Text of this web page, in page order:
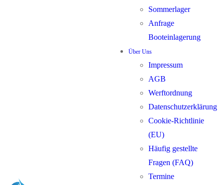
Sommerlager
Anfrage
Booteinlagerung
Über Uns
Impressum
AGB
Werftordnung
Datenschutzerklärung
Cookie-Richtlinie
(EU)
Häufig gestellte
Fragen (FAQ)
Termine